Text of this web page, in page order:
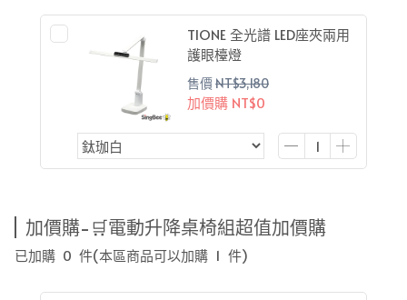
TIONE 全光譜 LED座夾兩用
護眼檯燈
售價NT$3,180
加價購 NT$0
加價購-🛒電動升降桌椅組超值加價購
已加購 0 件(本區商品可以加購 1 件)